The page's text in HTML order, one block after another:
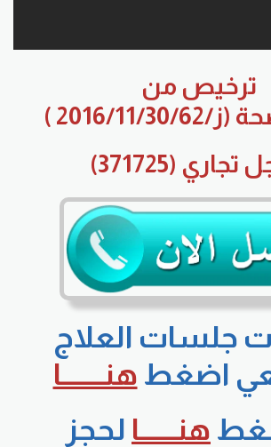
ترخيص من
(ز/2016/11/30/62 )
(371725)
جلسات العلاج
اضغط هنــــــــا
هنـــــــا لحجز